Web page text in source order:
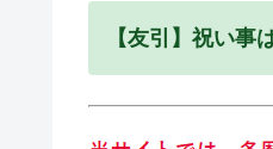
【友引】祝い事